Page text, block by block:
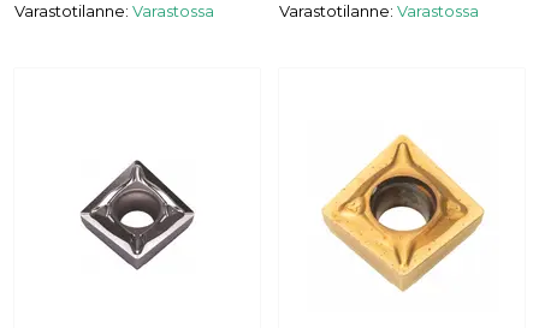
Varastotilanne: Varastossa
Varastotilanne: Varastossa